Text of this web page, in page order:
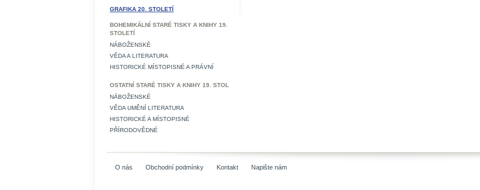
GRAFIKA 20. STOLETÍ
BOHEMIKÁLNÍ STARÉ TISKY A KNIHY 19.
STOLETÍ
NÁBOŽENSKÉ
VĚDA A LITERATURA
HISTORICKÉ MÍSTOPISNÉ A PRÁVNÍ
OSTATNÍ STARÉ TISKY A KNIHY 19. STOL
NÁBOŽENSKÉ
VĚDA UMĚNÍ LITERATURA
HISTORICKÉ A MÍSTOPISNÉ
PŘÍRODOVĚDNÉ
O nás Obchodní podmínky Kontakt Napište nám